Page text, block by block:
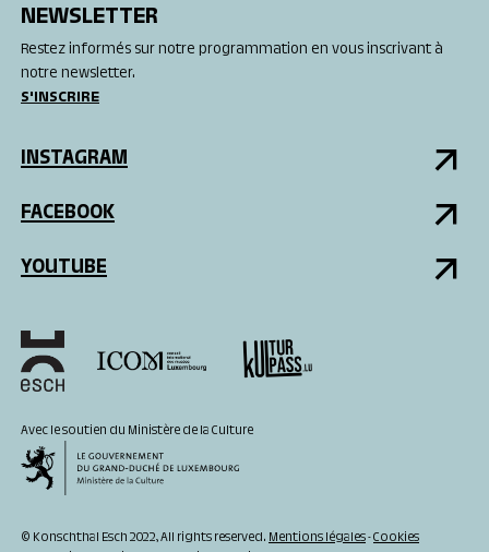
NEWSLETTER
Restez informés sur notre programmation en vous inscrivant à
notre newsletter.
S'INSCRIRE
INSTAGRAM
FACEBOOK
YOUTUBE
Avec le soutien du Ministère de la Culture
© Konschthal Esch 2022, All rights reserved.Mentions légales-Cookies